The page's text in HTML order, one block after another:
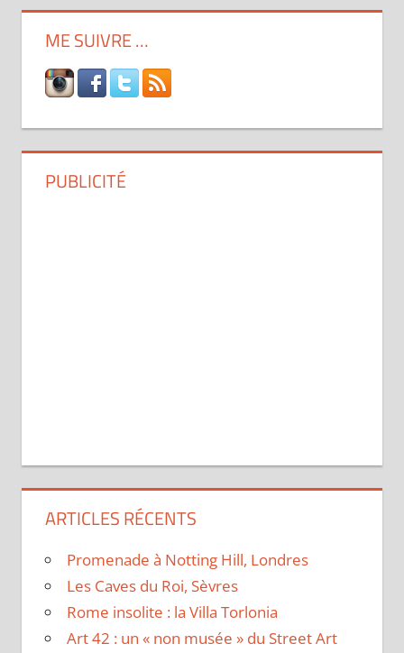
ME SUIVRE …
PUBLICITÉ
ARTICLES RÉCENTS
Promenade à Notting Hill, Londres
Les Caves du Roi, Sèvres
Rome insolite : la Villa Torlonia
Art 42 : un « non musée » du Street Art